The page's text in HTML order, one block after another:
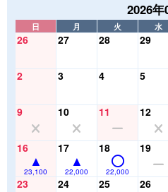
2026年
日 月 火 水
26 27 28 29
2 3 4 5
9 10 11 12
16
23,100
17
22,000
18
22,000
19
23 24 25 26